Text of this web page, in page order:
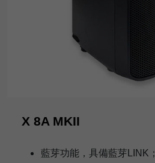
X 8A MKII
藍芽功能，具備藍芽LINK；